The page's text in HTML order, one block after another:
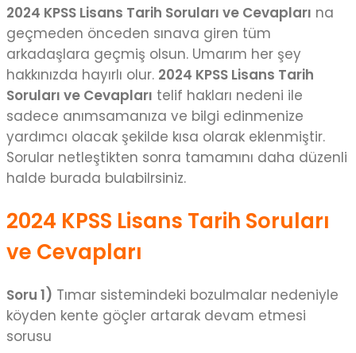
2024 KPSS Lisans Tarih Soruları ve Cevapları na
geçmeden önceden sınava giren tüm
arkadaşlara geçmiş olsun. Umarım her şey
hakkınızda hayırlı olur. 2024 KPSS Lisans Tarih
Soruları ve Cevapları telif hakları nedeni ile
sadece anımsamanıza ve bilgi edinmenize
yardımcı olacak şekilde kısa olarak eklenmiştir.
Sorular netleştikten sonra tamamını daha düzenli
halde burada bulabilrsiniz.
2024 KPSS Lisans Tarih Soruları
ve Cevapları
Soru 1) Tımar sistemindeki bozulmalar nedeniyle
köyden kente göçler artarak devam etmesi
sorusu